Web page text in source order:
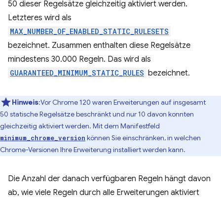
50 dieser Regelsätze gleichzeitig aktiviert werden.
Letzteres wird als
MAX_NUMBER_OF_ENABLED_STATIC_RULESETS
bezeichnet. Zusammen enthalten diese Regelsätze
mindestens 30.000 Regeln. Das wird als
GUARANTEED_MINIMUM_STATIC_RULES bezeichnet.
Hinweis:Vor Chrome 120 waren Erweiterungen auf insgesamt
50 statische Regelsätze beschränkt und nur 10 davon konnten
gleichzeitig aktiviert werden. Mit dem Manifestfeld
minimum_chrome_version können Sie einschränken, in welchen
Chrome-Versionen Ihre Erweiterung installiert werden kann.
Die Anzahl der danach verfügbaren Regeln hängt davon
ab, wie viele Regeln durch alle Erweiterungen aktiviert